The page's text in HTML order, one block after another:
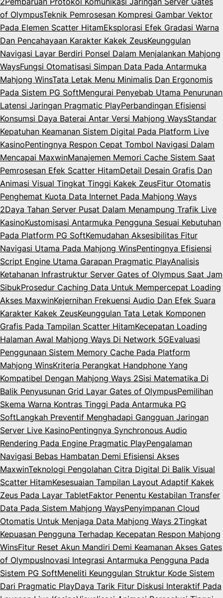
of OlympusTeknik Pemrosesan Kompresi Gambar Vektor
Pada Elemen Scatter HitamEksplorasi Efek Gradasi Warna
Dan Pencahayaan Karakter Kakek ZeusKeunggulan
Navigasi Layar Berdiri Ponsel Dalam Menjalankan Mahjong
WaysFungsi Otomatisasi Simpan Data Pada Antarmuka
Mahjong WinsTata Letak Menu Minimalis Dan Ergonomis
Pada Sistem PG SoftMengurai Penyebab Utama Penurunan
Latensi Jaringan Pragmatic PlayPerbandingan Efisiensi
Konsumsi Daya Baterai Antar Versi Mahjong WaysStandar
Kepatuhan Keamanan Sistem Digital Pada Platform Live
KasinoPentingnya Respon Cepat Tombol Navigasi Dalam
Mencapai MaxwinManajemen Memori Cache Sistem Saat
Pemrosesan Efek Scatter HitamDetail Desain Grafis Dan
Animasi Visual Tingkat Tinggi Kakek ZeusFitur Otomatis
Penghemat Kuota Data Internet Pada Mahjong Ways
2Daya Tahan Server Pusat Dalam Menampung Trafik Live
KasinoKustomisasi Antarmuka Pengguna Sesuai Kebutuhan
Pada Platform PG SoftKemudahan Aksesibilitas Fitur
Navigasi Utama Pada Mahjong WinsPentingnya Efisiensi
Script Engine Utama Garapan Pragmatic PlayAnalisis
Ketahanan Infrastruktur Server Gates of Olympus Saat Jam
SibukProsedur Caching Data Untuk Mempercepat Loading
Akses MaxwinKejernihan Frekuensi Audio Dan Efek Suara
Karakter Kakek ZeusKeunggulan Tata Letak Komponen
Grafis Pada Tampilan Scatter HitamKecepatan Loading
Halaman Awal Mahjong Ways Di Network 5GEvaluasi
Penggunaan Sistem Memory Cache Pada Platform
Mahjong WinsKriteria Perangkat Handphone Yang
Kompatibel Dengan Mahjong Ways 2Sisi Matematika Di
Balik Penyusunan Grid Layar Gates of OlympusPemilihan
Skema Warna Kontras Tinggi Pada Antarmuka PG
SoftLangkah Preventif Menghadapi Gangguan Jaringan
Server Live KasinoPentingnya Synchronous Audio
Rendering Pada Engine Pragmatic PlayPengalaman
Navigasi Bebas Hambatan Demi Efisiensi Akses
MaxwinTeknologi Pengolahan Citra Digital Di Balik Visual
Scatter HitamKesesuaian Tampilan Layout Adaptif Kakek
Zeus Pada Layar TabletFaktor Penentu Kestabilan Transfer
Data Pada Sistem Mahjong WaysPenyimpanan Cloud
Otomatis Untuk Menjaga Data Mahjong Ways 2Tingkat
Kepuasan Pengguna Terhadap Kecepatan Respon Mahjong
WinsFitur Reset Akun Mandiri Demi Keamanan Akses Gates
of OlympusInovasi Integrasi Antarmuka Pengguna Pada
Sistem PG SoftMeneliti Keunggulan Struktur Kode Sistem
Dari Pragmatic PlayDaya Tarik Fitur Diskusi Interaktif Pada